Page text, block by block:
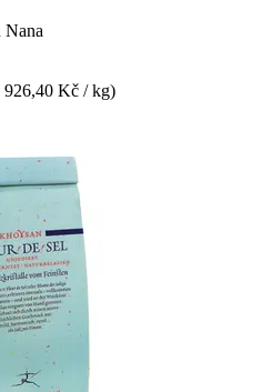
Nana
926,40 Kč / kg)